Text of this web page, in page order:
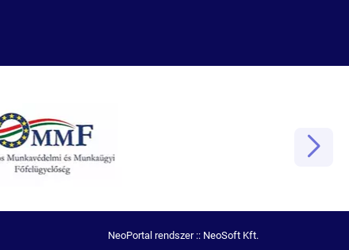
NeoPortal rendszer :: NeoSoft Kft.